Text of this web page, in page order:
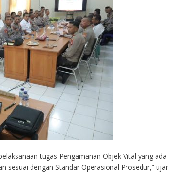
tugas Pengamanan Objek Vital yang ada
sesuai dengan Standar Operasional Prosedur,” ujar